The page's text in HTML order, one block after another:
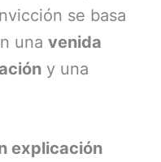
se basa
una venida
y una
explicación